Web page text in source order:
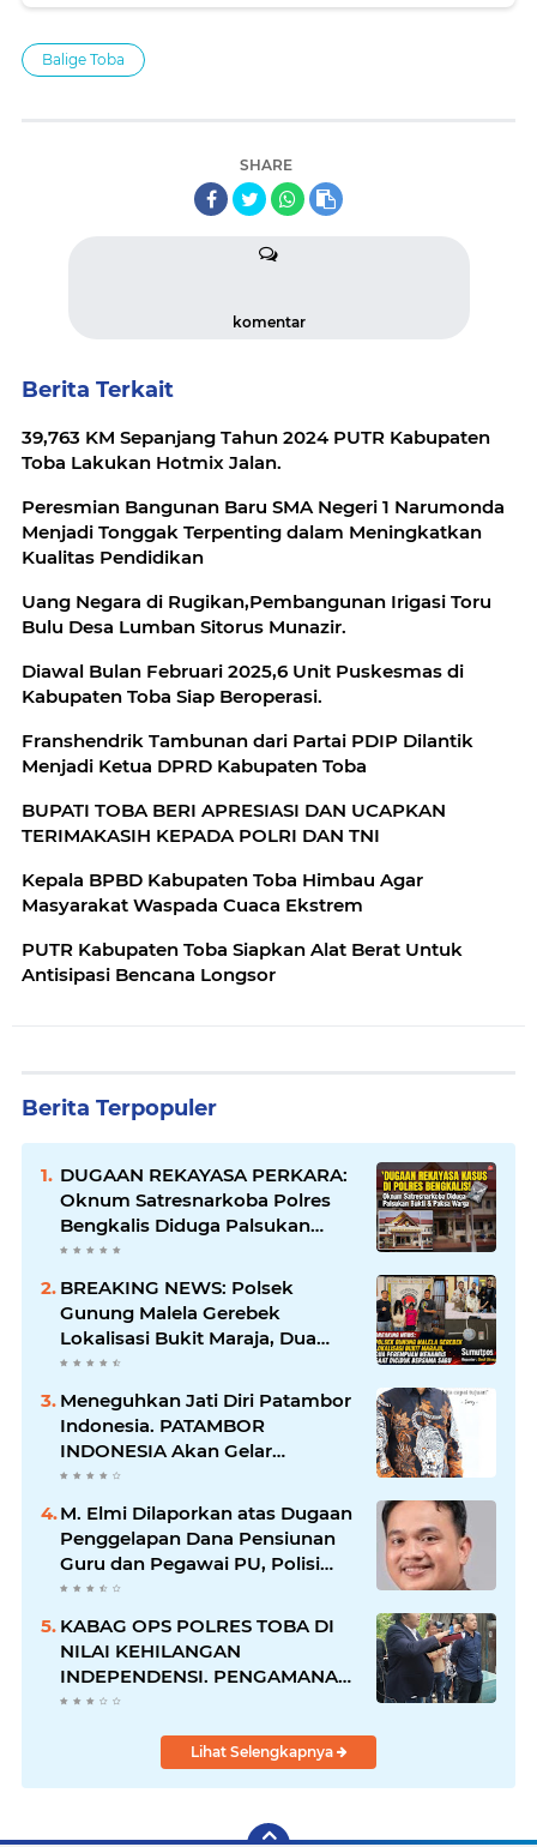
Balige Toba
SHARE
komentar
Berita Terkait
39,763 KM Sepanjang Tahun 2024 PUTR Kabupaten
Toba Lakukan Hotmix Jalan.
Peresmian Bangunan Baru SMA Negeri 1 Narumonda
Menjadi Tonggak Terpenting dalam Meningkatkan
Kualitas Pendidikan
Uang Negara di Rugikan,Pembangunan Irigasi Toru
Bulu Desa Lumban Sitorus Munazir.
Diawal Bulan Februari 2025,6 Unit Puskesmas di
Kabupaten Toba Siap Beroperasi.
Franshendrik Tambunan dari Partai PDIP Dilantik
Menjadi Ketua DPRD Kabupaten Toba
BUPATI TOBA BERI APRESIASI DAN UCAPKAN
TERIMAKASIH KEPADA POLRI DAN TNI
Kepala BPBD Kabupaten Toba Himbau Agar
Masyarakat Waspada Cuaca Ekstrem
PUTR Kabupaten Toba Siapkan Alat Berat Untuk
Antisipasi Bencana Longsor
Berita Terpopuler
DUGAAN REKAYASA PERKARA:
Oknum Satresnarkoba Polres
Bengkalis Diduga Palsukan
Barang Bukti Hingga Paksa
BREAKING NEWS: Polsek
Gunung Malela Gerebek
Lokalisasi Bukit Maraja, Dua
Perempuan Menangis Saat
Diciduk Bersama Sabu
Meneguhkan Jati Diri Patambor
Indonesia. PATAMBOR
INDONESIA Akan Gelar
RAKERNAS II Di Jakarta.
M. Elmi Dilaporkan atas Dugaan
Penggelapan Dana Pensiunan
Guru dan Pegawai PU, Polisi
Pastikan Proses Hukum
KABAG OPS POLRES TOBA DI
NILAI KEHILANGAN
INDEPENDENSI. PENGAMANAN
PENEMBOKAN TANAH DI
Lihat Selengkapnya